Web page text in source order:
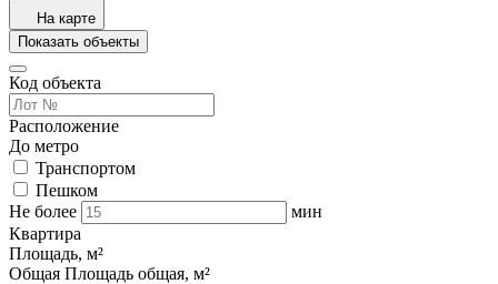
На карте
Показать объекты
Код объекта
Расположение
До метро
Транспортом
Пешком
Не более
мин
Квартира
Площадь, м²
Общая Площадь общая, м²